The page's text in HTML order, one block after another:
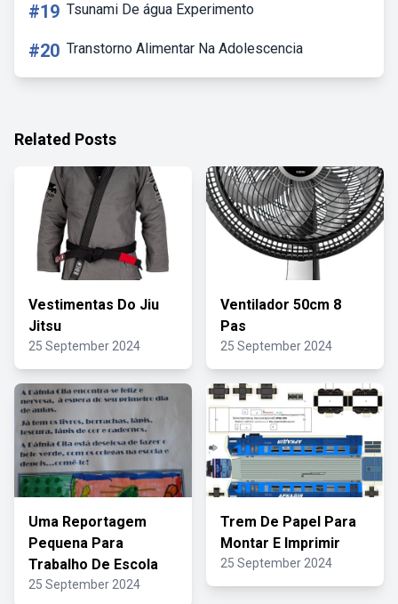
#19 Tsunami De água Experimento
#20 Transtorno Alimentar Na Adolescencia
Related Posts
Vestimentas Do Jiu
Jitsu
25 September 2024
Ventilador 50cm 8
Pas
25 September 2024
Uma Reportagem
Pequena Para
Trabalho De Escola
25 September 2024
Trem De Papel Para
Montar E Imprimir
25 September 2024